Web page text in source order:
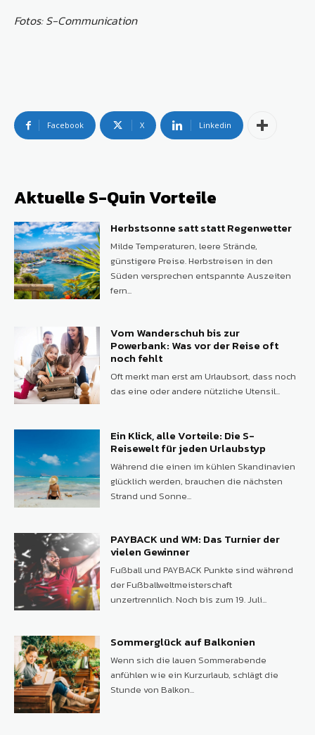
Fotos: S-Communication
Facebook X Linkedin
Aktuelle S-Quin Vorteile
Herbstsonne satt statt Regenwetter
Milde Temperaturen, leere Strände,
günstigere Preise. Herbstreisen in den
Süden versprechen entspannte Auszeiten
fern...
Vom Wanderschuh bis zur
Powerbank: Was vor der Reise oft
noch fehlt
Oft merkt man erst am Urlaubsort, dass noch
das eine oder andere nützliche Utensil...
Ein Klick, alle Vorteile: Die S-
Reisewelt für jeden Urlaubstyp
Während die einen im kühlen Skandinavien
glücklich werden, brauchen die nächsten
Strand und Sonne...
PAYBACK und WM: Das Turnier der
vielen Gewinner
Fußball und PAYBACK Punkte sind während
der Fußballweltmeisterschaft
unzertrennlich. Noch bis zum 19. Juli...
Sommerglück auf Balkonien
Wenn sich die lauen Sommerabende
anfühlen wie ein Kurzurlaub, schlägt die
Stunde von Balkon...